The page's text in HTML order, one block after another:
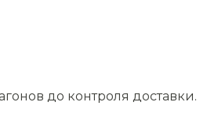
до контроля доставки.